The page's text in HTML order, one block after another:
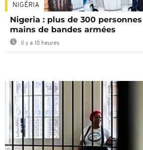
NIGÉRIA
Nigeria : plus de 300
mains de bandes armées
Il y a 10 heures